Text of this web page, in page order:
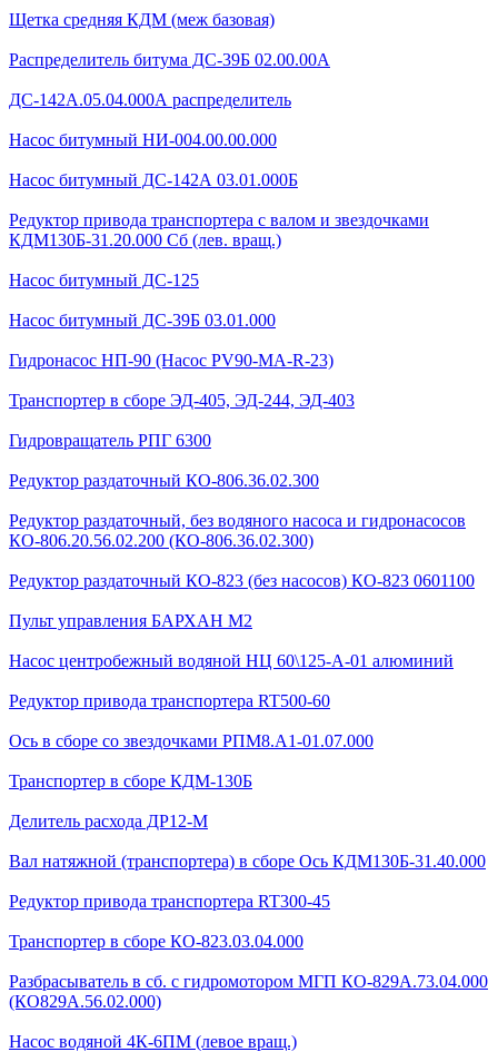
Щетка средняя КДМ (меж базовая)
Распределитель битума ДС-39Б 02.00.00А
ДС-142А.05.04.000А распределитель
Насос битумный НИ-004.00.00.000
Насос битумный ДС-142А 03.01.000Б
Редуктор привода транспортера с валом и звездочками
КДМ130Б-31.20.000 Сб (лев. вращ.)
Насос битумный ДС-125
Насос битумный ДС-39Б 03.01.000
Гидронасос НП-90 (Насос PV90-MA-R-23)
Транспортер в сборе ЭД-405, ЭД-244, ЭД-403
Гидровращатель РПГ 6300
Редуктор раздаточный КО-806.36.02.300
Редуктор раздаточный, без водяного насоса и гидронасосов
КО-806.20.56.02.200 (КО-806.36.02.300)
Редуктор раздаточный КО-823 (без насосов) КО-823 0601100
Пульт управления БАРХАН М2
Насос центробежный водяной НЦ 60\125-А-01 алюминий
Редуктор привода транспортера RT500-60
Ось в сборе со звездочками РПМ8.А1-01.07.000
Транспортер в сборе КДМ-130Б
Делитель расхода ДР12-М
Вал натяжной (транспортера) в сборе Ось КДМ130Б-31.40.000
Редуктор привода транспортера RT300-45
Транспортер в сборе КО-823.03.04.000
Разбрасыватель в сб. с гидромотором МГП КО-829А.73.04.000
(КО829А.56.02.000)
Насос водяной 4К-6ПМ (левое вращ.)